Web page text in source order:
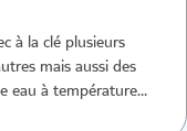
à la clé plusieurs
mais aussi des
eau à température
fois car c'était